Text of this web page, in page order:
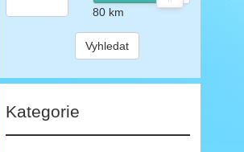
80km
Vyhledat
Kategorie